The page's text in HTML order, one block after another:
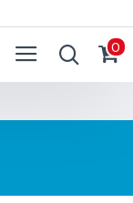
0